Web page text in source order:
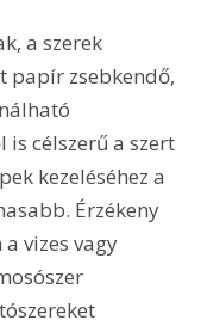
papír zsebkendő,
célszerű a szert
kezeléséhez a
Érzékeny
a vizes vagy